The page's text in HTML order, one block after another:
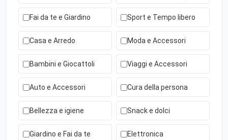
Fai da te e Giardino Sport e Tempo libero
Casa e Arredo Moda e Accessori
Bambini e Giocattoli Viaggi e Accessori
Auto e Accessori Cura della persona
Bellezza e igiene Snack e dolci
Giardino e Fai da te Elettronica